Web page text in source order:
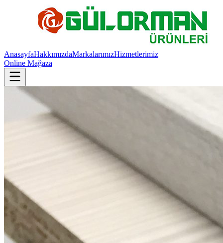
AnasayfaHakkımızdaMarkalarımızHizmetlerimiz
Online Mağaza